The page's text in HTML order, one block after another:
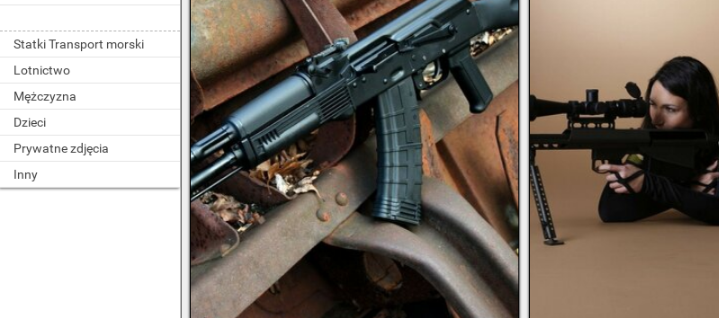
Statki Transport morski
Lotnictwo
Mężczyzna
Dzieci
Prywatne zdjęcia
Inny